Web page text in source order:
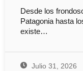
Desde los
Patagonia hasta
existe…
Julio 31, 2026